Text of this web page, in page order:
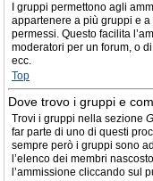
I gruppi permettono agli
appartenere a più gruppi e
permessi. Questo facilita
moderatori per un forum, o
ecc.
Top
Dove trovo i gruppi e
Trovi i gruppi nella sezione
far parte di uno di questi
sempre però i gruppi sono ad
l’elenco dei membri
l’ammissione cliccando sul